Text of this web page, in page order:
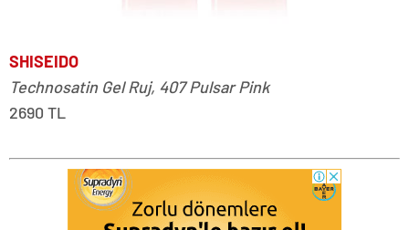
SHISEIDO
Technosatin Gel Ruj, 407 Pulsar Pink
2690 TL